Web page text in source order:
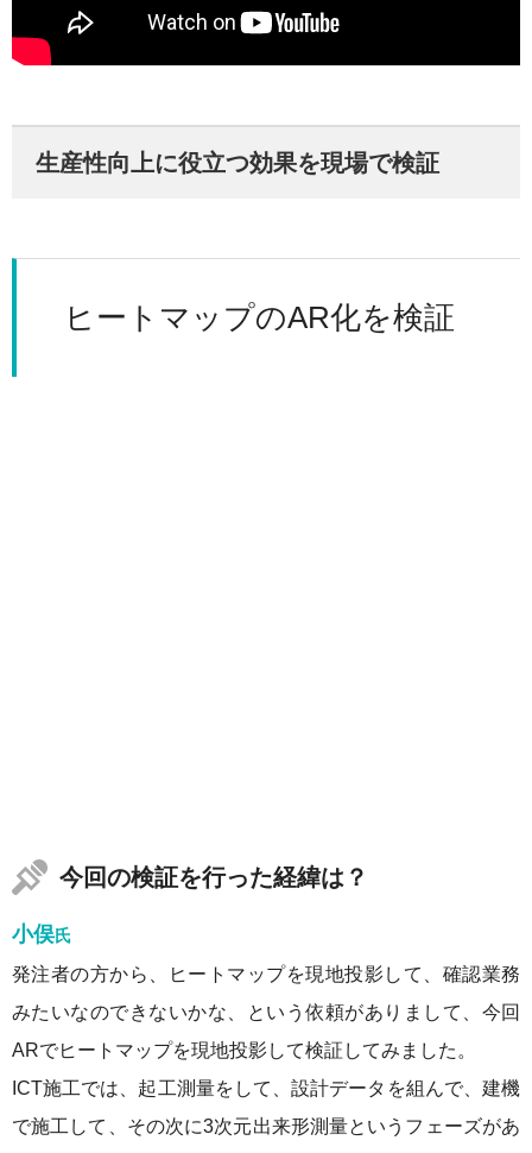
生産性向上に役立つ効果を現場で検証
ヒートマップのAR化を検証
今回の検証を行った経緯は？
小俣氏
発注者の方から、ヒートマップを現地投影して、確認業務
みたいなのできないかな、という依頼がありまして、今回
ARでヒートマップを現地投影して検証してみました。
ICT施工では、起工測量をして、設計データを組んで、建機
で施工して、その次に3次元出来形測量というフェーズがあ